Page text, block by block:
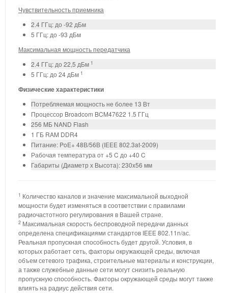
Чувствительность приемника
2.4 ГГц: до -92 дБм
5 ГГц: до -93 дБм
Максимальная мощность передатчика
2.4 ГГц: до 22,5 дБм 1
5 ГГц: до 24 дБм 1
Физические характеристики
Потребляемая мощность не более 13 Вт
Процессор Broadcom BCM47622 1.5 ГГц
256 MБ NAND Flash
1 ГБ RAM DDR4
Питание: PoE+ 48В/56В (IEEE 802.3at-2009)
Рабочая температура от +5 C до +40 C
Габариты (Диаметр х Высота): 230x56 мм
1 Количество каналов и значение максимальной выходной
мощности будет изменяться в соответствии с правилами
радиочастотного регулирования в Вашей стране.
2 Максимальная скорость беспроводной передачи данных
определена спецификациями стандартов IEEE 802.11n/ас.
Реальная пропускная способность будет другой. Условия, в
которых работает сеть, факторы окружающей среды, включая
объем сетевого трафика, строительные материалы и конструкции,
а также служебные данные сети могут снизить реальную
пропускную способность. Факторы окружающей среды могут также
влиять на радиус действия сети.